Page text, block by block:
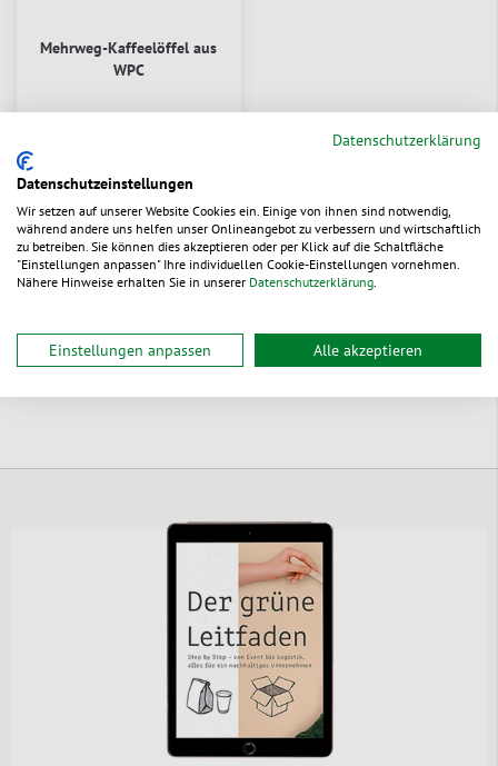
Mehrweg-Kaffeelöffel aus
WPC
lieferbar
Datenschutzerklärung
Datenschutzeinstellungen
Wir setzen auf unserer Website Cookies ein. Einige von ihnen sind notwendig,
während andere uns helfen unser Onlineangebot zu verbessern und wirtschaftlich
zu betreiben. Sie können dies akzeptieren oder per Klick auf die Schaltfläche
"Einstellungen anpassen" Ihre individuellen Cookie-Einstellungen vornehmen.
Nähere Hinweise erhalten Sie in unserer Datenschutzerklärung.
Einstellungen anpassen Alle akzeptieren